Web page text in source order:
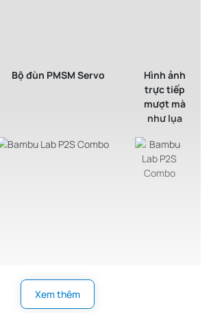
Bộ đùn PMSM Servo
Hình ảnh
trực tiếp
mượt mà
như lụa
Xem thêm